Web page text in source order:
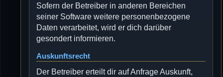
Sofern der Betreiber in anderen Bereichen
seiner Software weitere personenbezogene
Daten verarbeitet, wird er dich darüber
gesondert informieren.
Auskunftsrecht
Der Betreiber erteilt dir auf Anfrage Auskunft,